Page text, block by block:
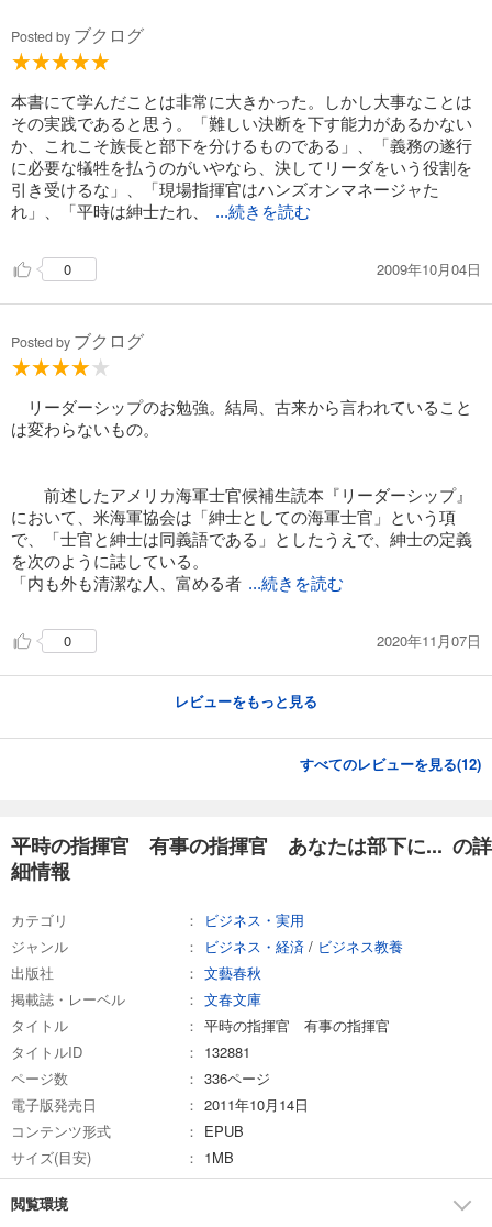
Posted by ブクログ
本書にて学んだことは非常に大きかった。しかし大事なことは
その実践であると思う。「難しい決断を下す能力があるかない
か、これこそ族長と部下を分けるものである」、「義務の遂行
に必要な犠牲を払うのがいやなら、決してリーダをいう役割を
引き受けるな」、「現場指揮官はハンズオンマネージャた
れ」、「平時は紳士たれ、
...続きを読む
0 2009年10月04日
Posted by ブクログ
リーダーシップのお勉強。結局、古来から言われていること
は変わらないもの。
前述したアメリカ海軍士官候補生読本『リーダーシップ』
において、米海軍協会は「紳士としての海軍士官」という項
で、「士官と紳士は同義語である」としたうえで、紳士の定義
を次のように誌している。
「内も外も清潔な人、富める者 ...続きを読む
0 2020年11月07日
レビューをもっと見る
すべてのレビューを見る(12)
平時の指揮官 有事の指揮官 あなたは部下に... の詳
細情報
カテゴリ
ビジネス・実用
ジャンル
ビジネス・経済 / ビジネス教養
出版社
文藝春秋
掲載誌・レーベル
文春文庫
タイトル
平時の指揮官 有事の指揮官
タイトルID
132881
ページ数
336ページ
電子版発売日
2011年10月14日
コンテンツ形式
EPUB
サイズ(目安)
1MB
閲覧環境